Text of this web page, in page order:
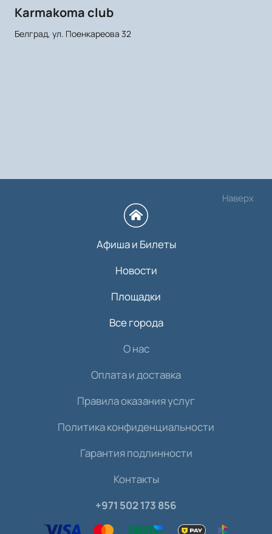
Karmakoma club
Белград, ул. Поенкареова 32
Наверх
Афиша и Билеты
Новости
Площадки
Все города
О нас
Оплата и доставка
Правила оказания услуг
Политика конфиденциальности
Гарантия подлинности
Контакты
+971 502 173 856